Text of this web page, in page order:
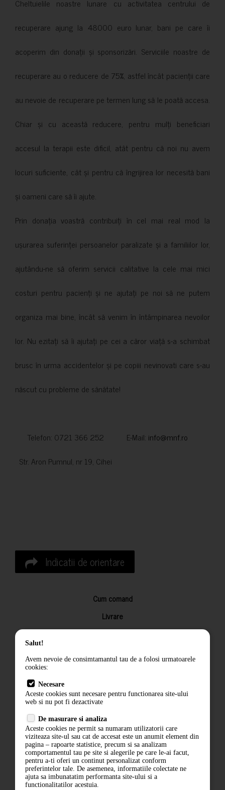
Cheltuielile noastre lunare cu activitatea centrului de
recuperare ajung la 48000 euro lunar, bani pe care îi
acoperim din donații și sponsorizări. Serviciile noastre de
recuperare au o reducere de 75%, astfel încât pacienții care
au nevoie de recuperare pe termen lung să le poată accesa.
Chiar și cu această reducere, pentru mulți beneficiari
accesul la terapii este dificil, atât pentru că noi nu avem
locuri suficiente, cât și pentru că îngrijirea lor necesită bani
și oameni care să îi ajute.
Prin donația voastră contribuiți în cel mai real mod la
ușurarea suferinței persoanelor paralizate și a familiilor lor,
ajutându-ne să oferim servicii calitative la cele mai mici
costuri pentru pacienți și ne ajutați pe noi să ne putem
organiza mai bine, încât să venim în întâmpinarea nevoilor
lor. Nu ezitați să îi ajutați pe cei a căror viață s-a schimbat
brusc în urma accidentelor și pe copiii nevinovati care s-au
născut cu probleme de sănătate!
Telefon: 0721 366 252 E-Mail: info@mnf.ro
Str. Aron Pumnul, nr 19, Cihei
Indicatii de orientare
Cum comand
Livrare
Returnarea produselor
Termeni si conditii
Politica de confidentialitate
ANPC
Salut!
Avem nevoie de consimtamantul tau de a folosi urmatoarele
cookies:
Necesare
Aceste cookies sunt necesare pentru functionarea site-ului
web si nu pot fi dezactivate
De masurare si analiza
Aceste cookies ne permit sa numaram utilizatorii care
viziteaza site-ul sau cat de accesat este un anumit element din
pagina – rapoarte statistice, precum si sa analizam
comportamentul tau pe site si alegerile pe care le-ai facut,
pentru a-ti oferi un continut personalizat conform
preferintelor tale. De asemenea, informatiile colectate ne
ajuta sa imbunatatim performanta site-ului si a
functionalitatilor acestuia.